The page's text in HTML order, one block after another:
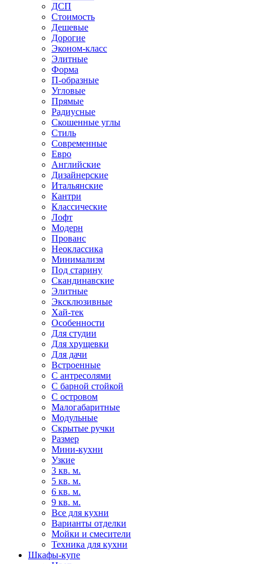
ДСП
Стоимость
Дешевые
Дорогие
Эконом-класс
Элитные
Форма
П-образные
Угловые
Прямые
Радиусные
Скошенные углы
Стиль
Современные
Евро
Английские
Дизайнерские
Итальянские
Кантри
Классические
Лофт
Модерн
Прованс
Неоклассика
Минимализм
Под старину
Скандинавские
Элитные
Эксклюзивные
Хай-тек
Особенности
Для студии
Для хрущевки
Для дачи
Встроенные
С антресолями
С барной стойкой
С островом
Малогабаритные
Модульные
Скрытые ручки
Размер
Мини-кухни
Узкие
3 кв. м.
5 кв. м.
6 кв. м.
9 кв. м.
Все для кухни
Варианты отделки
Мойки и смесители
Техника для кухни
Шкафы-купе